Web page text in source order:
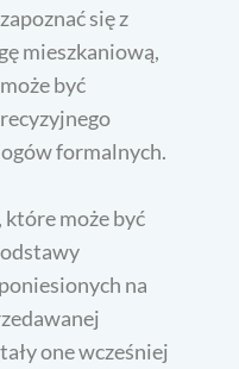
się z
mieszkaniową,
być
formalnych.
może być
na
one wcześniej